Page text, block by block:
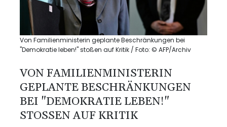
Von Familienministerin geplante Beschränkungen bei
"Demokratie leben!" stoßen auf Kritik / Foto: © AFP/Archiv
VON FAMILIENMINISTERIN
GEPLANTE BESCHRÄNKUNGEN
BEI "DEMOKRATIE LEBEN!"
STOSSEN AUF KRITIK